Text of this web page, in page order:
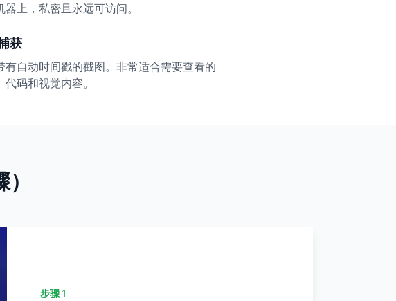
器上，私密且永远可访问。
获
有自动时间戳的截图。非常适合需要查看的
代码和视觉内容。
步骤 1